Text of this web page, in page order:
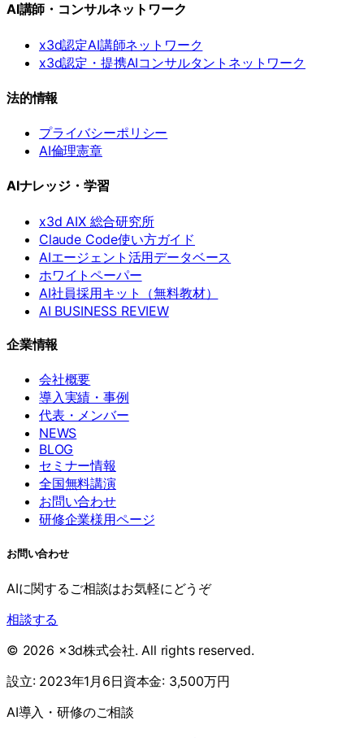
AI講師・コンサルネットワーク
x3d認定AI講師ネットワーク
x3d認定・提携AIコンサルタントネットワーク
法的情報
プライバシーポリシー
AI倫理憲章
AIナレッジ・学習
x3d AIX 総合研究所
Claude Code使い方ガイド
AIエージェント活用データベース
ホワイトペーパー
AI社員採用キット（無料教材）
AI BUSINESS REVIEW
企業情報
会社概要
導入実績・事例
代表・メンバー
NEWS
BLOG
セミナー情報
全国無料講演
お問い合わせ
研修企業様用ページ
お問い合わせ
AIに関するご相談はお気軽にどうぞ
相談する
© 2026 x3d株式会社. All rights reserved.
設立: 2023年1月6日資本金: 3,500万円
AI導入・研修のご相談